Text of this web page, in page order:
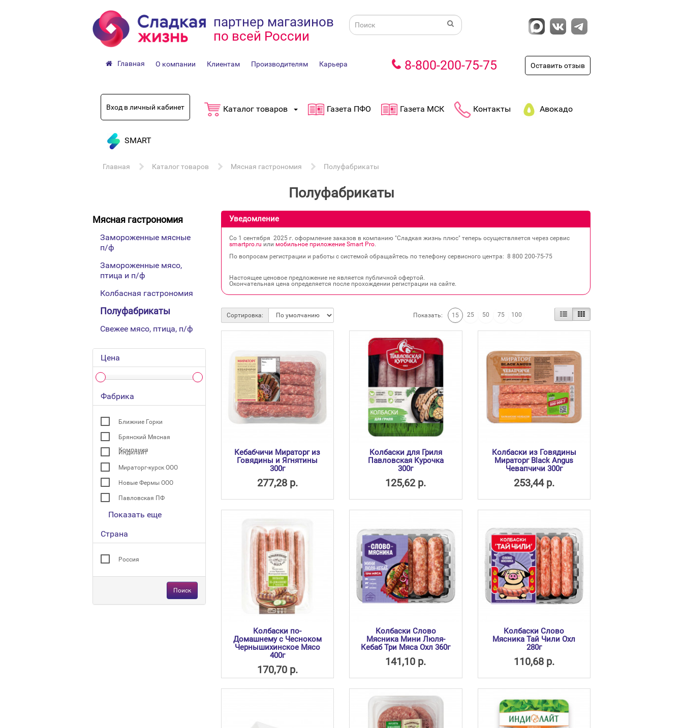
партнер магазинов
по всей России
Главная О компании Клиентам Производителям Карьера 8-800-200-75-75 Оставить отзыв
Вход в личный кабинет Каталог товаров Газета ПФО Газета МСК Контакты Авокадо
SMART
Главная Каталог товаров Мясная гастрономия Полуфабрикаты
Полуфабрикаты
Мясная гастрономия
Замороженные мясные
п/ф
Замороженные мясо,
птица и п/ф
Колбасная гастрономия
Полуфабрикаты
Свежее мясо, птица, п/ф
Цена
Фабрика
Ближние Горки
Брянский Мясная
Компания
Индилайт
Мираторг-курск ООО
Новые Фермы ООО
Павловская ПФ
Показать еще
Страна
Россия
Поиск
Уведомление
Со 1 сентября 2025 г. оформление заказов в компанию "Сладкая жизнь плюс" теперь осуществляется через сервис
smartpro.ru или мобильное приложение Smart Pro.
По вопросам регистрации и работы с системой обращайтесь по телефону сервисного центра: 8 800 200‐75‐75
Настоящее ценовое предложение не является публичной офертой.
Окончательная цена определяется после прохождении регистрации на сайте.
Сортировка: Показать: 15 25 50 75 100
Кебабчичи Мираторг из
Говядины и Ягнятины
300г
277,28 р.
Колбаски для Гриля
Павловская Курочка
300г
125,62 р.
Колбаски из Говядины
Мираторг Black Angus
Чевапчичи 300г
253,44 р.
Колбаски по-
Домашнему с Чесноком
Чернышихинское Мясо
400г
170,70 р.
Колбаски Слово
Мясника Мини Люля-
Кебаб Три Мяса Охл 360г
141,10 р.
Колбаски Слово
Мясника Тай Чили Охл
280г
110,68 р.